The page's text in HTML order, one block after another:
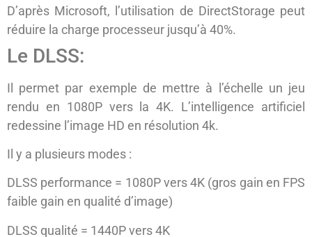
D’après Microsoft, l’utilisation de DirectStorage peut
réduire la charge processeur jusqu’à 40%.
Le DLSS:
Il permet par exemple de mettre à l’échelle un jeu
rendu en 1080P vers la 4K. L’intelligence artificiel
redessine l’image HD en résolution 4k.
Il y a plusieurs modes :
DLSS performance = 1080P vers 4K (gros gain en FPS
faible gain en qualité d’image)
DLSS qualité = 1440P vers 4K